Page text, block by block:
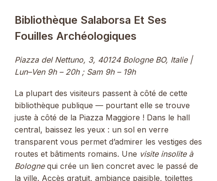
Bibliothèque Salaborsa Et Ses
Fouilles Archéologiques
Piazza del Nettuno, 3, 40124 Bologne BO, Italie|
Lun–Ven 9h – 20h ; Sam 9h – 19h
La plupart des visiteurs passent à côté de cette
bibliothèque publique — pourtant elle se trouve
juste à côté de la Piazza Maggiore ! Dans le hall
central, baissez les yeux : un sol en verre
transparent vous permet d’admirer les vestiges des
routes et bâtiments romains. Une visite insolite à
Bolognequi crée un lien concret avec le passé de
la ville. Accès gratuit, ambiance paisible, toilettes